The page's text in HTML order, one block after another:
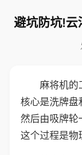
避坑防坑!云
麻将机的
核心是洗牌盘
然后由吸牌轮
这个过程是物